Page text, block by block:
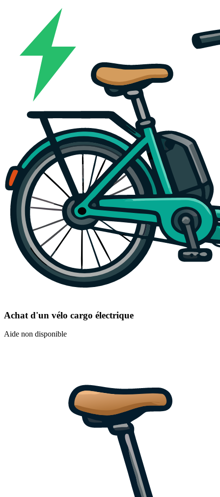
Achat d'un vélo cargo électrique
Aide non disponible